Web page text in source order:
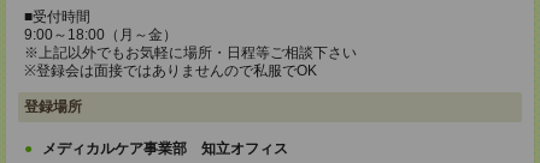
■受付時間
9:00～18:00（月～金）
※上記以外でもお気軽に場所・日程等ご相談下さい
※登録会は面接ではありませんので私服でOK
登録場所
メディカルケア事業部 知立オフィス